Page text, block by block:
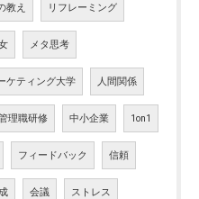
教え リフレーミング
メタ思考
ケティング大学 人間関係
理職研修 中小企業 1on1
フィードバック 信頼
会議 ストレス